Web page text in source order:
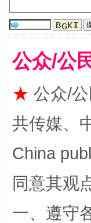
公众/公
★ 公众/
共传媒、
China
同意其观
一、遵守